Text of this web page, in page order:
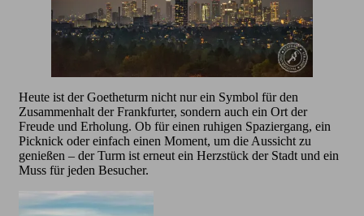
Heute ist der Goetheturm nicht nur ein Symbol für den
Zusammenhalt der Frankfurter, sondern auch ein Ort der
Freude und Erholung. Ob für einen ruhigen Spaziergang, ein
Picknick oder einfach einen Moment, um die Aussicht zu
genießen – der Turm ist erneut ein Herzstück der Stadt und ein
Muss für jeden Besucher.